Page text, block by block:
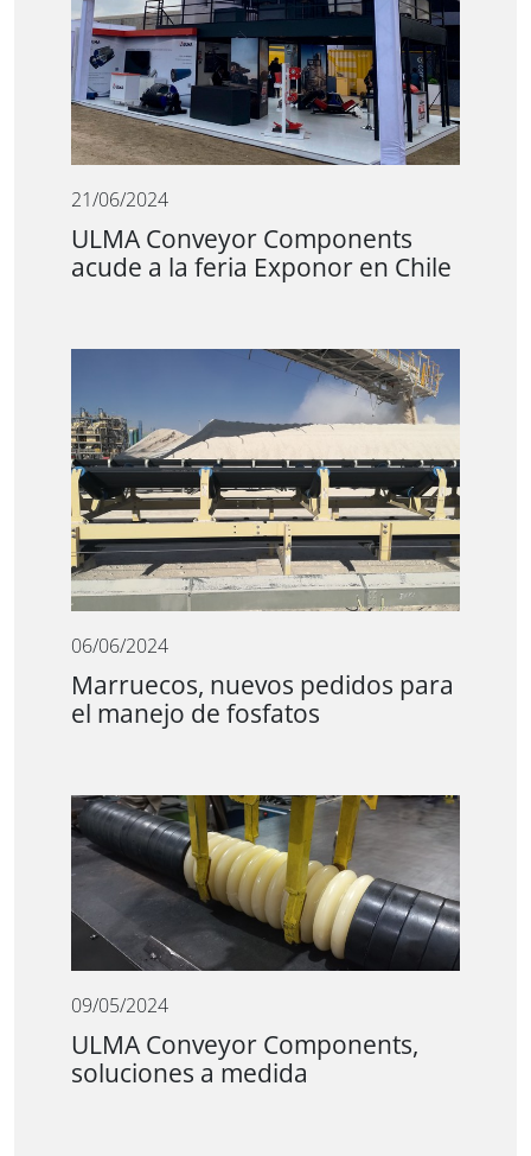
21/06/2024
ULMA Conveyor Components
acude a la feria Exponor en Chile
06/06/2024
Marruecos, nuevos pedidos para
el manejo de fosfatos
09/05/2024
ULMA Conveyor Components,
soluciones a medida